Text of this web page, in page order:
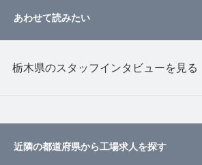
あわせて読みたい
栃木県のスタッフインタビューを見る
近隣の都道府県から工場求人を探す